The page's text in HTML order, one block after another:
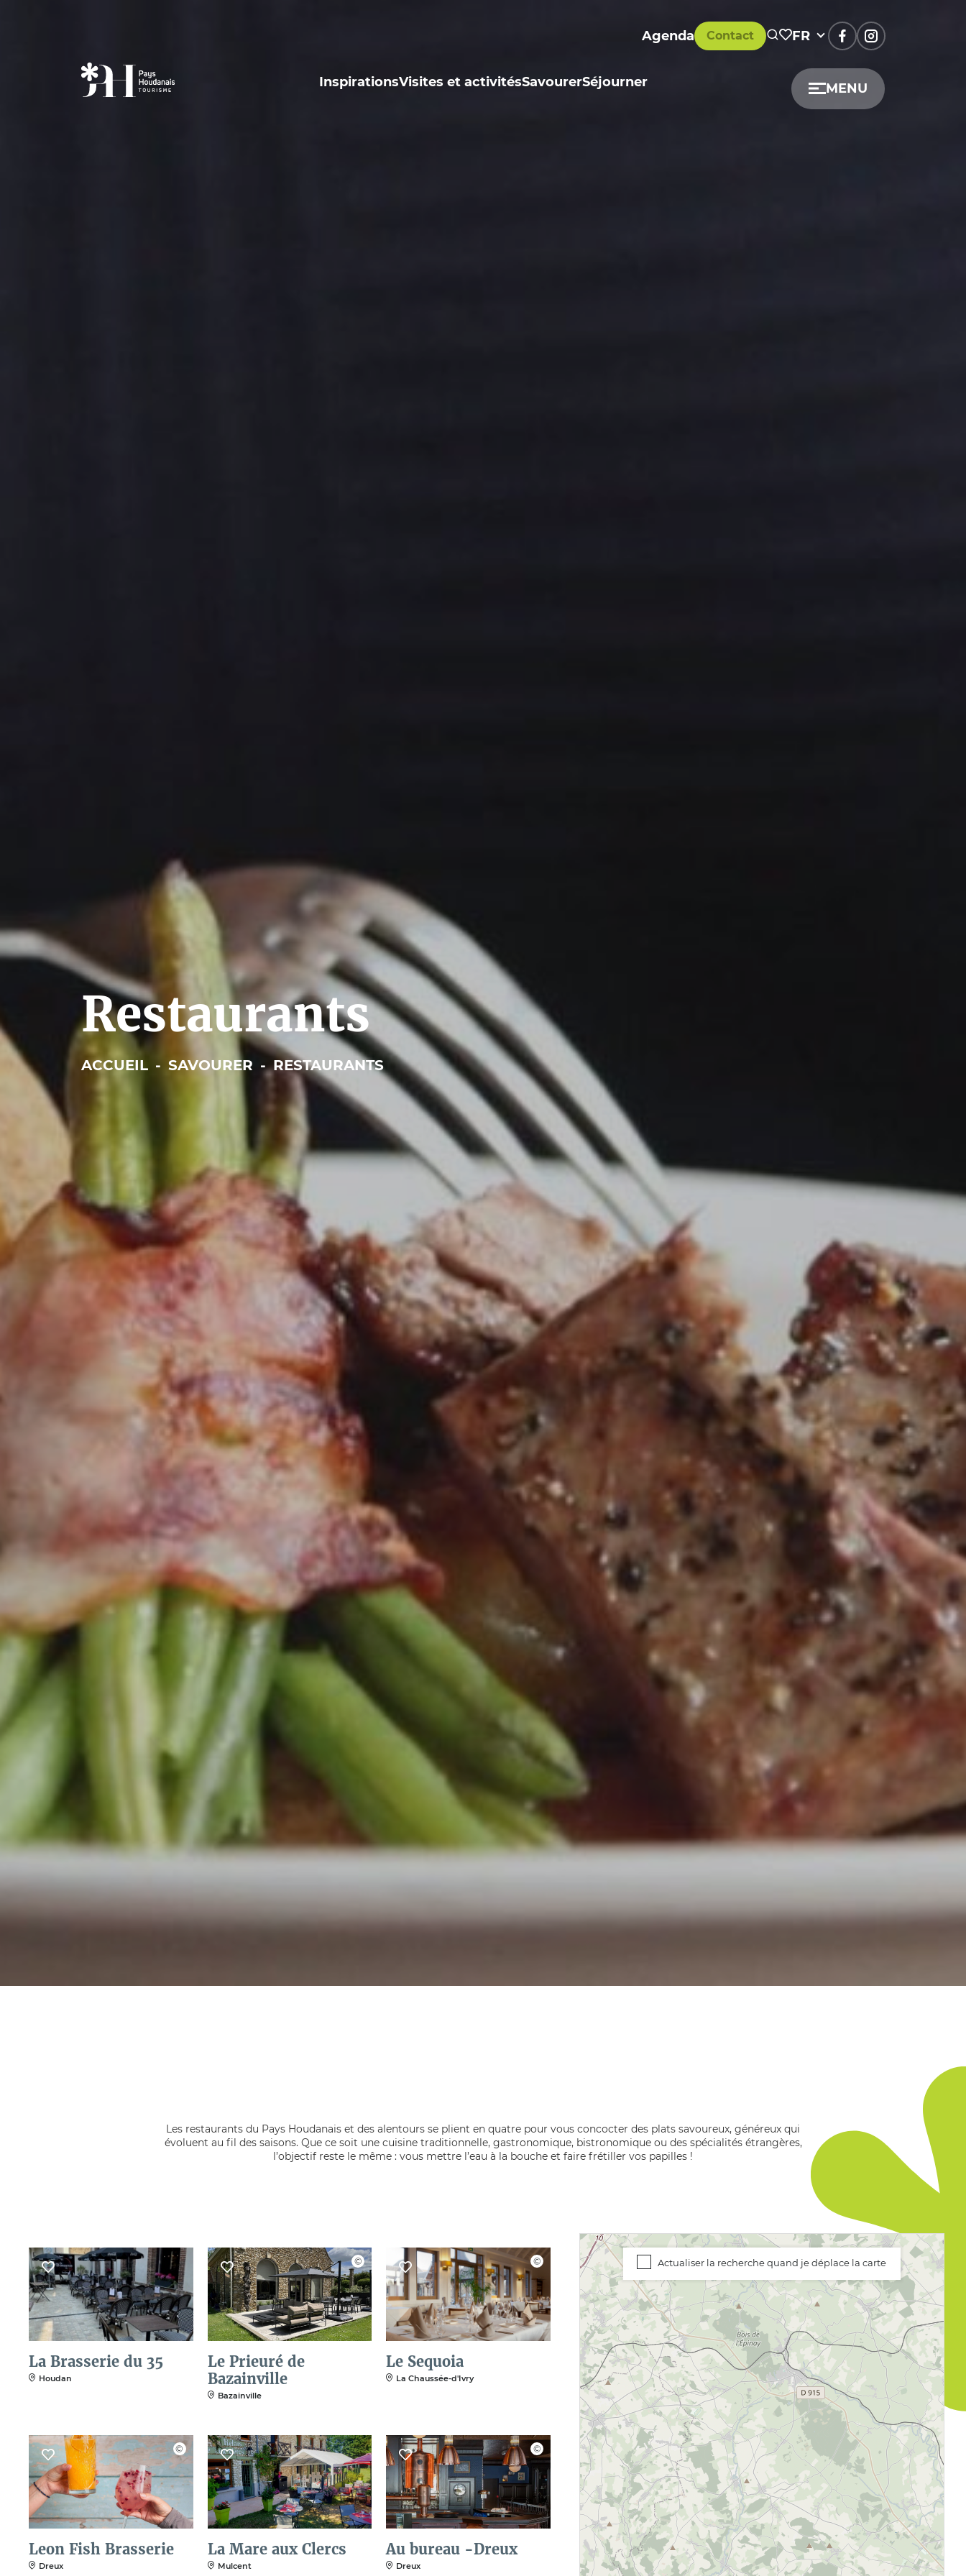
Agenda Contact FR
InspirationsVisites et activitésSavourerSéjourner MENU
Restaurants
ACCUEIL - SAVOURER - RESTAURANTS
Les restaurants du Pays Houdanais et des alentours se plient en quatre pour vous concocter des plats savoureux, généreux qui
évoluent au fil des saisons. Que ce soit une cuisine traditionnelle, gastronomique, bistronomique ou des spécialités étrangères,
l’objectif reste le même : vous mettre l’eau à la bouche et faire frétiller vos papilles !
La Brasserie du 35
Houdan
Le Prieuré de
Bazainville
Bazainville
Le Sequoia
La Chaussée-d'Ivry
Leon Fish Brasserie
Dreux
La Mare aux Clercs
Mulcent
Au bureau -Dreux
Dreux
Actualiser la recherche quand je déplace la carte